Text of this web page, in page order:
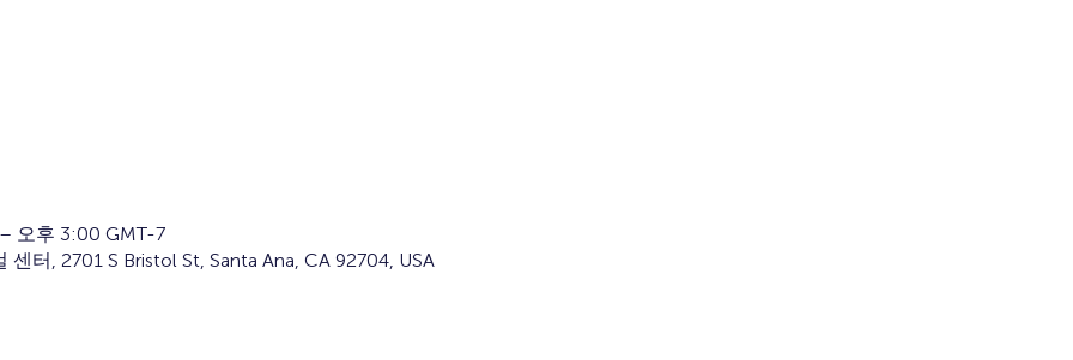
오후 3:00 GMT-7
터, 2701 S Bristol St, Santa Ana, CA 92704, USA